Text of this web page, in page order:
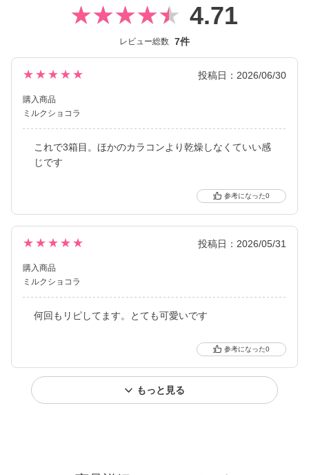
とデカ目な黒コンまで豊富なカラーラインナップ。
4.71
レビュー総数 7件
★★★★★ 投稿日：2026/06/30
購入商品
ミルクショコラ
これで3箱目。ほかのカラコンより乾燥しなくていい感
じです
0
★★★★★ 投稿日：2026/05/31
購入商品
ミルクショコラ
何回もリピしてます。とても可愛いです
0
もっと見る